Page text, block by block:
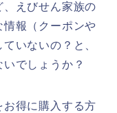
えびせん家族の
報（クーポンや
いないの？と、
でしょうか？
得に購入する方